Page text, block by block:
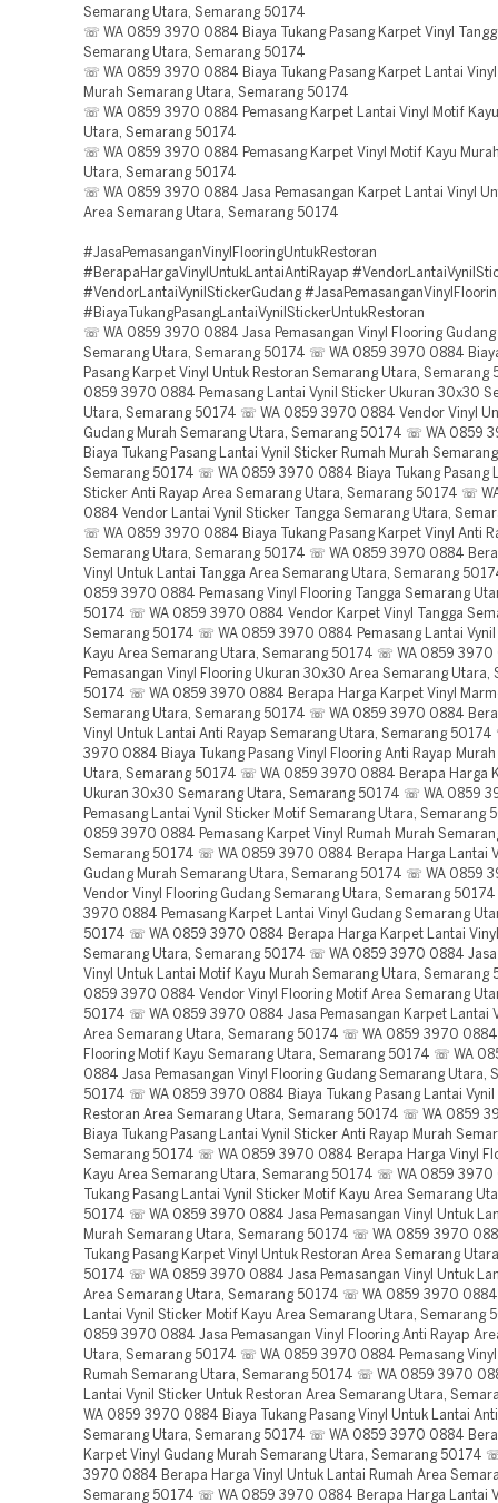
Semarang Utara, Semarang 50174
☏ WA 0859 3970 0884 Biaya Tukang Pasang Karpet Vinyl
Semarang Utara, Semarang 50174
☏ WA 0859 3970 0884 Biaya Tukang Pasang Karpet Lantai Vinyl
Murah Semarang Utara, Semarang 50174
☏ WA 0859 3970 0884 Pemasang Karpet Lantai Vinyl Motif
Utara, Semarang 50174
☏ WA 0859 3970 0884 Pemasang Karpet Vinyl Motif Kayu
Utara, Semarang 50174
☏ WA 0859 3970 0884 Jasa Pemasangan Karpet Lantai Vinyl
Area Semarang Utara, Semarang 50174
#JasaPemasanganVinylFlooringUntukRestoran
#BerapaHargaVinylUntukLantaiAntiRayap
#VendorLantaiVynilStickerGudang
#BiayaTukangPasangLantaiVynilStickerUntukRestoran
☏ WA 0859 3970 0884 Jasa Pemasangan Vinyl Flooring Gudang
Semarang Utara, Semarang 50174 ☏ WA 0859 3970 0884
Pasang Karpet Vinyl Untuk Restoran Semarang Utara,
0859 3970 0884 Pemasang Lantai Vynil Sticker Ukuran 30x30
Utara, Semarang 50174 ☏ WA 0859 3970 0884 Vendor Vinyl
Gudang Murah Semarang Utara, Semarang 50174 ☏ WA 0859
Biaya Tukang Pasang Lantai Vynil Sticker Rumah Murah
Semarang 50174 ☏ WA 0859 3970 0884 Biaya Tukang Pasang
Sticker Anti Rayap Area Semarang Utara, Semarang 50174 ☏
0884 Vendor Lantai Vynil Sticker Tangga Semarang Utara,
☏ WA 0859 3970 0884 Biaya Tukang Pasang Karpet Vinyl Anti
Semarang Utara, Semarang 50174 ☏ WA 0859 3970 0884
Vinyl Untuk Lantai Tangga Area Semarang Utara, Semarang
0859 3970 0884 Pemasang Vinyl Flooring Tangga Semarang
50174 ☏ WA 0859 3970 0884 Vendor Karpet Vinyl Tangga
Semarang 50174 ☏ WA 0859 3970 0884 Pemasang Lantai
Kayu Area Semarang Utara, Semarang 50174 ☏ WA 0859 3970
Pemasangan Vinyl Flooring Ukuran 30x30 Area Semarang Utara,
50174 ☏ WA 0859 3970 0884 Berapa Harga Karpet Vinyl
Semarang Utara, Semarang 50174 ☏ WA 0859 3970 0884
Vinyl Untuk Lantai Anti Rayap Semarang Utara, Semarang
3970 0884 Biaya Tukang Pasang Vinyl Flooring Anti Rayap
Utara, Semarang 50174 ☏ WA 0859 3970 0884 Berapa Harga
Ukuran 30x30 Semarang Utara, Semarang 50174 ☏ WA 0859
Pemasang Lantai Vynil Sticker Motif Semarang Utara, Semarang
0859 3970 0884 Pemasang Karpet Vinyl Rumah Murah
Semarang 50174 ☏ WA 0859 3970 0884 Berapa Harga Lantai
Gudang Murah Semarang Utara, Semarang 50174 ☏ WA 0859
Vendor Vinyl Flooring Gudang Semarang Utara, Semarang
3970 0884 Pemasang Karpet Lantai Vinyl Gudang Semarang
50174 ☏ WA 0859 3970 0884 Berapa Harga Karpet Lantai
Semarang Utara, Semarang 50174 ☏ WA 0859 3970 0884 Jasa
Vinyl Untuk Lantai Motif Kayu Murah Semarang Utara,
0859 3970 0884 Vendor Vinyl Flooring Motif Area Semarang
50174 ☏ WA 0859 3970 0884 Jasa Pemasangan Karpet Lantai
Area Semarang Utara, Semarang 50174 ☏ WA 0859 3970 0884
Flooring Motif Kayu Semarang Utara, Semarang 50174 ☏ WA
0884 Jasa Pemasangan Vinyl Flooring Gudang Semarang Utara,
50174 ☏ WA 0859 3970 0884 Biaya Tukang Pasang Lantai Vynil
Restoran Area Semarang Utara, Semarang 50174 ☏ WA 0859
Biaya Tukang Pasang Lantai Vynil Sticker Anti Rayap Murah
Semarang 50174 ☏ WA 0859 3970 0884 Berapa Harga Vinyl
Kayu Area Semarang Utara, Semarang 50174 ☏ WA 0859 3970
Tukang Pasang Lantai Vynil Sticker Motif Kayu Area Semarang
50174 ☏ WA 0859 3970 0884 Jasa Pemasangan Vinyl Untuk
Murah Semarang Utara, Semarang 50174 ☏ WA 0859 3970
Tukang Pasang Karpet Vinyl Untuk Restoran Area Semarang
50174 ☏ WA 0859 3970 0884 Jasa Pemasangan Vinyl Untuk
Area Semarang Utara, Semarang 50174 ☏ WA 0859 3970
Lantai Vynil Sticker Motif Kayu Area Semarang Utara, Semarang
0859 3970 0884 Jasa Pemasangan Vinyl Flooring Anti Rayap
Utara, Semarang 50174 ☏ WA 0859 3970 0884 Pemasang Vinyl
Rumah Semarang Utara, Semarang 50174 ☏ WA 0859 3970
Lantai Vynil Sticker Untuk Restoran Area Semarang Utara,
WA 0859 3970 0884 Biaya Tukang Pasang Vinyl Untuk Lantai
Semarang Utara, Semarang 50174 ☏ WA 0859 3970 0884
Karpet Vinyl Gudang Murah Semarang Utara, Semarang 50174
3970 0884 Berapa Harga Vinyl Untuk Lantai Rumah Area
Semarang 50174 ☏ WA 0859 3970 0884 Berapa Harga Lantai